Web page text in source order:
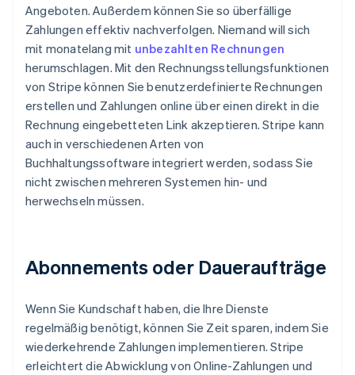
Angeboten. Außerdem können Sie so überfällige
Zahlungen effektiv nachverfolgen. Niemand will sich
mit monatelang mit unbezahlten Rechnungen
herumschlagen. Mit den Rechnungsstellungsfunktionen
von Stripe können Sie benutzerdefinierte Rechnungen
erstellen und Zahlungen online über einen direkt in die
Rechnung eingebetteten Link akzeptieren. Stripe kann
auch in verschiedenen Arten von
Buchhaltungssoftware integriert werden, sodass Sie
nicht zwischen mehreren Systemen hin- und
herwechseln müssen.
Abonnements oder Daueraufträge
Wenn Sie Kundschaft haben, die Ihre Dienste
regelmäßig benötigt, können Sie Zeit sparen, indem Sie
wiederkehrende Zahlungen implementieren. Stripe
erleichtert die Abwicklung von Online-Zahlungen und